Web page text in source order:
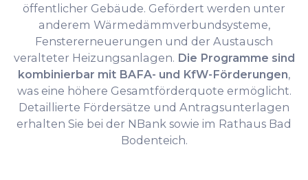
öffentlicher Gebäude. Gefördert werden unter
anderem Wärmedämmverbundsysteme,
Fenstererneuerungen und der Austausch
veralteter Heizungsanlagen. Die Programme sind
kombinierbar mit BAFA- und KfW-Förderungen,
was eine höhere Gesamtförderquote ermöglicht.
Detaillierte Fördersätze und Antragsunterlagen
erhalten Sie bei der NBank sowie im Rathaus Bad
Bodenteich.